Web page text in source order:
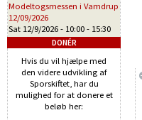
Modeltogsmessen i Vamdrup
12/09/2026
Sat 12/9/2026 - 10:00 - 15:30
DONÉR
Hvis du vil hjælpe med
den videre udvikling af
Sporskiftet, har du
mulighed for at donere et
beløb her: